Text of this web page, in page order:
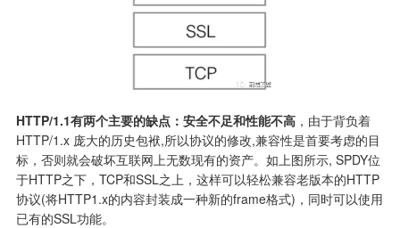
HTTP/1.1有两个主要的缺点：安全不足和性能不高 ，由于背负着
HTTP/1.x 庞大的历史包袱,所以协议的修改,兼容性是首要考虑的目
标，否则就会破坏互联网上无数现有的资产。如上图所示, SPDY位
于HTTP之下，TCP和SSL之上，这样可以轻松兼容老版本的HTTP
协议(将HTTP1.x的内容封装成一种新的frame格式)，同时可以使用
已有的SSL功能。